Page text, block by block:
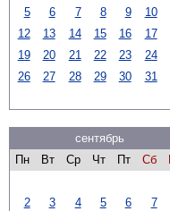
5
6 7 8 9 10
12
13 14 15 16 17
19
20 21 22 23 24
26
27 28 29 30 31
сентябрь
Пн
Вт Ср Чт Пт Сб
2
3 4 5 6 7